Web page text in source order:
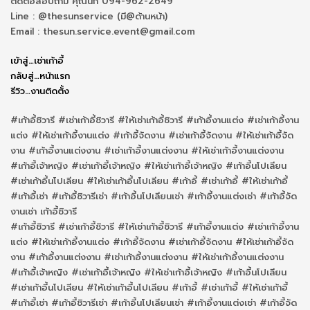
Line : @thesunservice (มี@ด้านหน้า)
Email : thesun.service.event@gmail.com
เข้าสู่…เช่าเก้าอี้
กลับสู่…หน้าแรก
รีวิว…งานติดตั้ง
#เก้าอี้ชิวารี #เช่าเก้าอี้ชิวารี #ให้เช่าเก้าอี้ชิวารี #เก้าอี้งานแต่ง #เช่าเก้าอี้งาน
แต่ง #ให้เช่าเก้าอี้งานแต่ง #เก้าอี้จัดงาน #เช่าเก้าอี้จัดงาน #ให้เช่าเก้าอี้จัด
งาน #เก้าอี้งานแต่งงาน #เช่าเก้าอี้งานแต่งงาน #ให้เช่าเก้าอี้งานแต่งงาน
#เก้าอี้เจ้าหญิง #เช่าเก้าอี้เจ้าหญิง #ให้เช่าเก้าอี้เจ้าหญิง #เก้าอี้นโปเลียน
#เช่าเก้าอี้นโปเลียน #ให้เช่าเก้าอี้นโปเลียน #เก้าอี้ #เช่าเก้าอี้ #ให้เช่าเก้าอี้
#เก้าอี้เช่า #เก้าอี้ชิวารีเช่า #เก้าอี้นโปเลียนเช่า #เก้าอี้งานแต่งเช่า #เก้าอี้จัด
งานเช่า เก้าอี้ชิวารี
#เก้าอี้ชิวารี #เช่าเก้าอี้ชิวารี #ให้เช่าเก้าอี้ชิวารี #เก้าอี้งานแต่ง #เช่าเก้าอี้งาน
แต่ง #ให้เช่าเก้าอี้งานแต่ง #เก้าอี้จัดงาน #เช่าเก้าอี้จัดงาน #ให้เช่าเก้าอี้จัด
งาน #เก้าอี้งานแต่งงาน #เช่าเก้าอี้งานแต่งงาน #ให้เช่าเก้าอี้งานแต่งงาน
#เก้าอี้เจ้าหญิง #เช่าเก้าอี้เจ้าหญิง #ให้เช่าเก้าอี้เจ้าหญิง #เก้าอี้นโปเลียน
#เช่าเก้าอี้นโปเลียน #ให้เช่าเก้าอี้นโปเลียน #เก้าอี้ #เช่าเก้าอี้ #ให้เช่าเก้าอี้
#เก้าอี้เช่า #เก้าอี้ชิวารีเช่า #เก้าอี้นโปเลียนเช่า #เก้าอี้งานแต่งเช่า #เก้าอี้จัด